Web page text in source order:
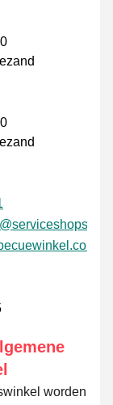
worden